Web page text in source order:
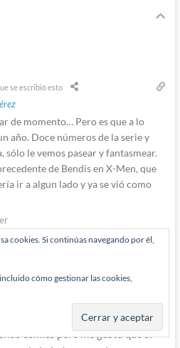
se escribió esto
de momento… Pero es que a lo
año. Doce números de la serie y
sólo le vemos pasear y fantasmear.
de Bendis en X-Men, que
ir a algun lado y ya se vió como
que se escribió esto
gustaría que muerte vuelva a lo
cómics pero me gusta que si
cookies. Si continúas navegando por él,
cómo gestionar las cookies,